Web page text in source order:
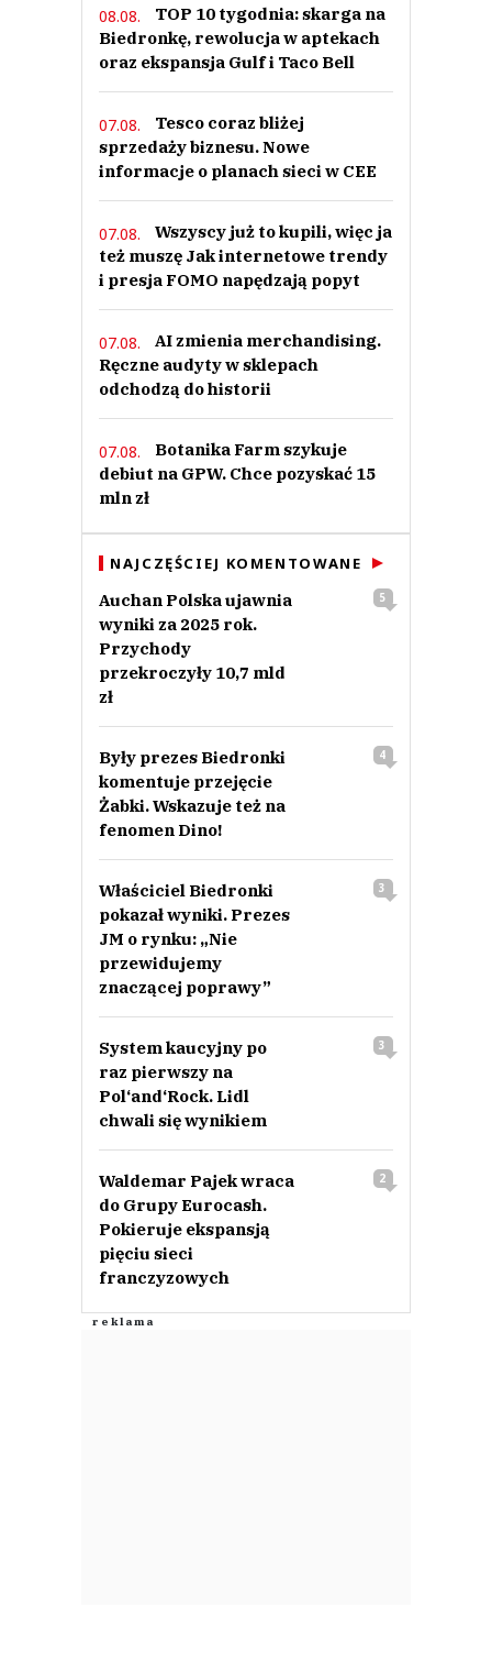
08.08.
TOP 10 tygodnia: skarga na
Biedronkę, rewolucja w aptekach
oraz ekspansja Gulf i Taco Bell
07.08.
Tesco coraz bliżej
sprzedaży biznesu. Nowe
informacje o planach sieci w CEE
07.08.
Wszyscy już to kupili, więc ja
też muszę Jak internetowe trendy
i presja FOMO napędzają popyt
07.08.
AI zmienia merchandising.
Ręczne audyty w sklepach
odchodzą do historii
07.08.
Botanika Farm szykuje
debiut na GPW. Chce pozyskać 15
mln zł
NAJCZĘŚCIEJ KOMENTOWANE
Auchan Polska ujawnia
wyniki za 2025 rok.
Przychody
przekroczyły 10,7 mld
zł
5
Były prezes Biedronki
komentuje przejęcie
Żabki. Wskazuje też na
fenomen Dino!
4
Właściciel Biedronki
pokazał wyniki. Prezes
JM o rynku: „Nie
przewidujemy
znaczącej poprawy”
3
System kaucyjny po
raz pierwszy na
Pol‘and‘Rock. Lidl
chwali się wynikiem
3
Waldemar Pajek wraca
do Grupy Eurocash.
Pokieruje ekspansją
pięciu sieci
franczyzowych
2